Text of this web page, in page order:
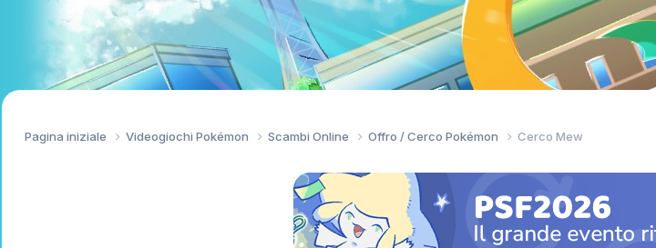
Pagina iniziale Videogiochi Pokémon Scambi Online Offro / Cerco Pokémon Cerco Mew